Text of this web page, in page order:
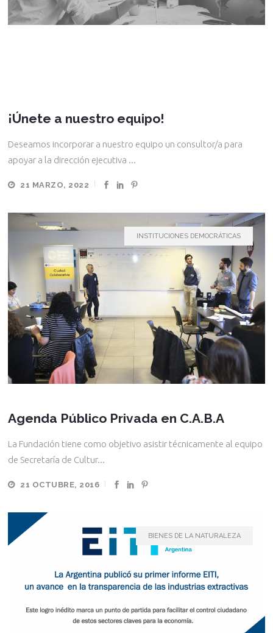
¡Únete a nuestro equipo!
Deseamos incorporar a nuestro equipo un consultor/a para
apoyar a la dirección ejecutiva ...
21 MARZO, 2022
INSTITUCIONES DEMOCRÁTICAS
Agenda Público Privada en C.A.B.A
La Fundación tiene como objetivo asistir técnicamente al equipo
de Secretaría de Cultur...
21 OCTUBRE, 2016
BIENES DE LA NATURALEZA